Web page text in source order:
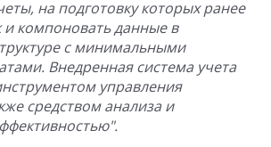
на подготовку которых ранее
и компоновать данные в
с минимальными
Внедренная система учета
управления
средством анализа и